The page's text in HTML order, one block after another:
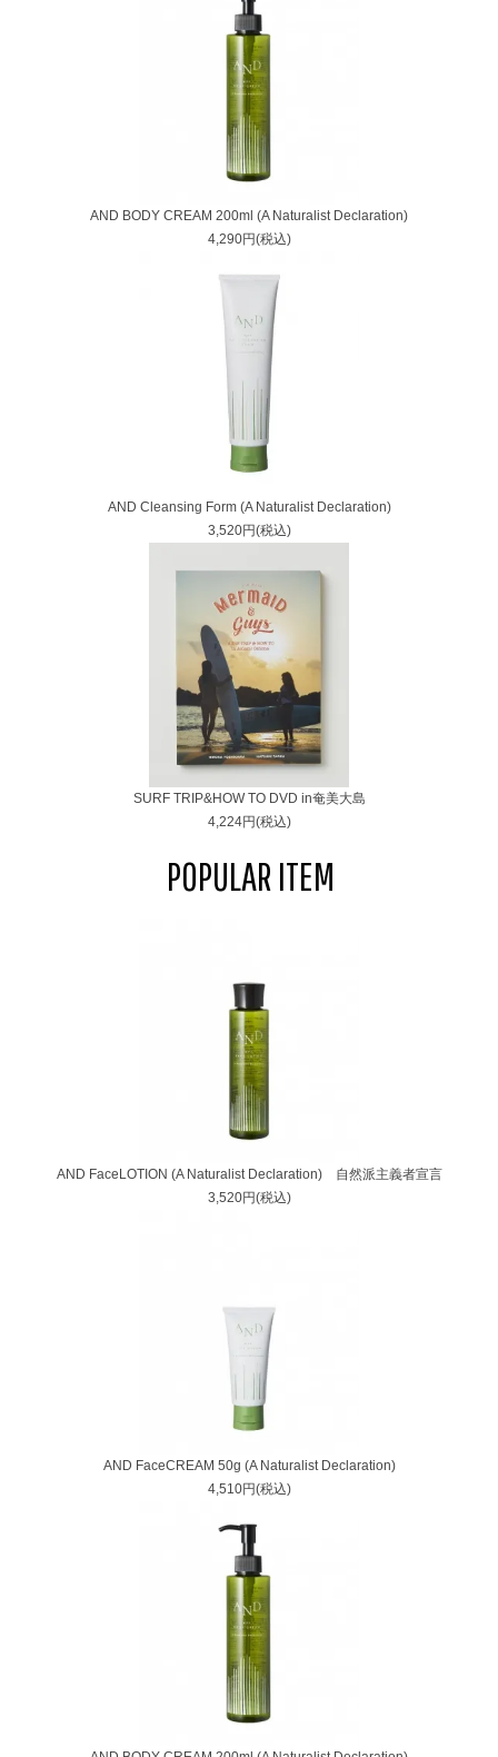
AND BODY CREAM 200ml (A Naturalist Declaration)
4,290円(税込)
AND Cleansing Form (A Naturalist Declaration)
3,520円(税込)
SURF TRIP&HOW TO DVD in奄美大島
4,224円(税込)
POPULAR ITEM
AND FaceLOTION (A Naturalist Declaration) 自然派主義者宣言
3,520円(税込)
AND FaceCREAM 50g (A Naturalist Declaration)
4,510円(税込)